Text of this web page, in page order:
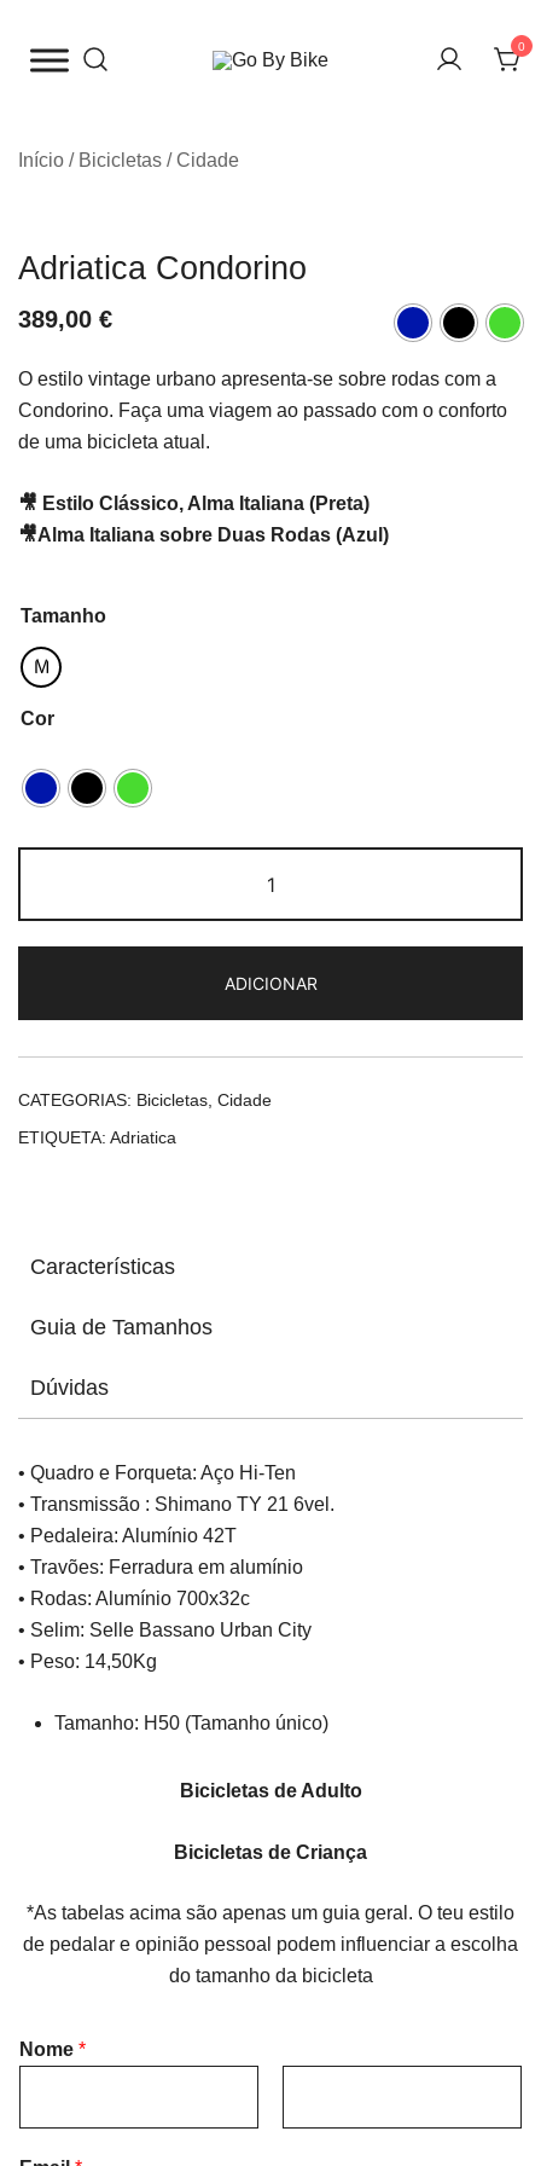
para
0
Início / Bicicletas /Cidade
Adriatica Condorino
389,00 €
O estilo vintage urbano apresenta-se sobre rodas com a
Condorino. Faça uma viagem ao passado com o conforto
de uma bicicleta atual.
🎥 Estilo Clássico, Alma Italiana (Preta)
🎥Alma Italiana sobre Duas Rodas (Azul)
Tamanho
M
Cor
de
Adriatica
ADICIONAR
CATEGORIAS: Bicicletas Cidade
ETIQUETA: Adriatica
Características
Guia de Tamanhos
Dúvidas
• Quadro e Forqueta: Aço Hi-Ten
• Transmissão : Shimano TY 21 6vel.
• Pedaleira: Alumínio 42T
• Travões: Ferradura em alumínio
• Rodas: Alumínio 700x32c
• Selim: Selle Bassano Urban City
• Peso: 14,50Kg
Tamanho: H50 (Tamanho único)
Bicicletas de Adulto
Bicicletas de Criança
*As tabelas acima são apenas um guia geral. O teu estilo
de pedalar e opinião pessoal podem influenciar a escolha
do tamanho da bicicleta
Nome *